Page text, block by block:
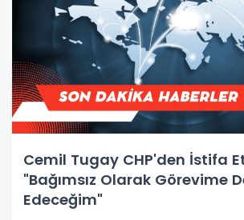
Cemil Tugay CHP'den İstifa
"Bağımsız Olarak Görevime
Edeceğim"